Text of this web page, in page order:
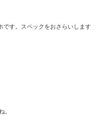
です。スペックをおさらいします
。